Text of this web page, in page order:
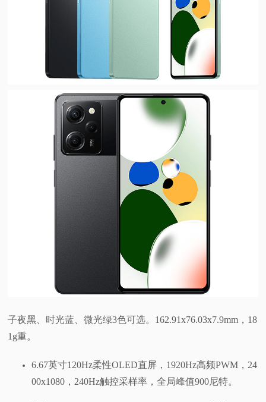
子夜黑、时光蓝、微光绿3色可选。162.91x76.03x7.9mm，18
1g重。
6.67英寸120Hz柔性OLED直屏，1920Hz高频PWM，24
00x1080，240Hz触控采样率，全局峰值900尼特。